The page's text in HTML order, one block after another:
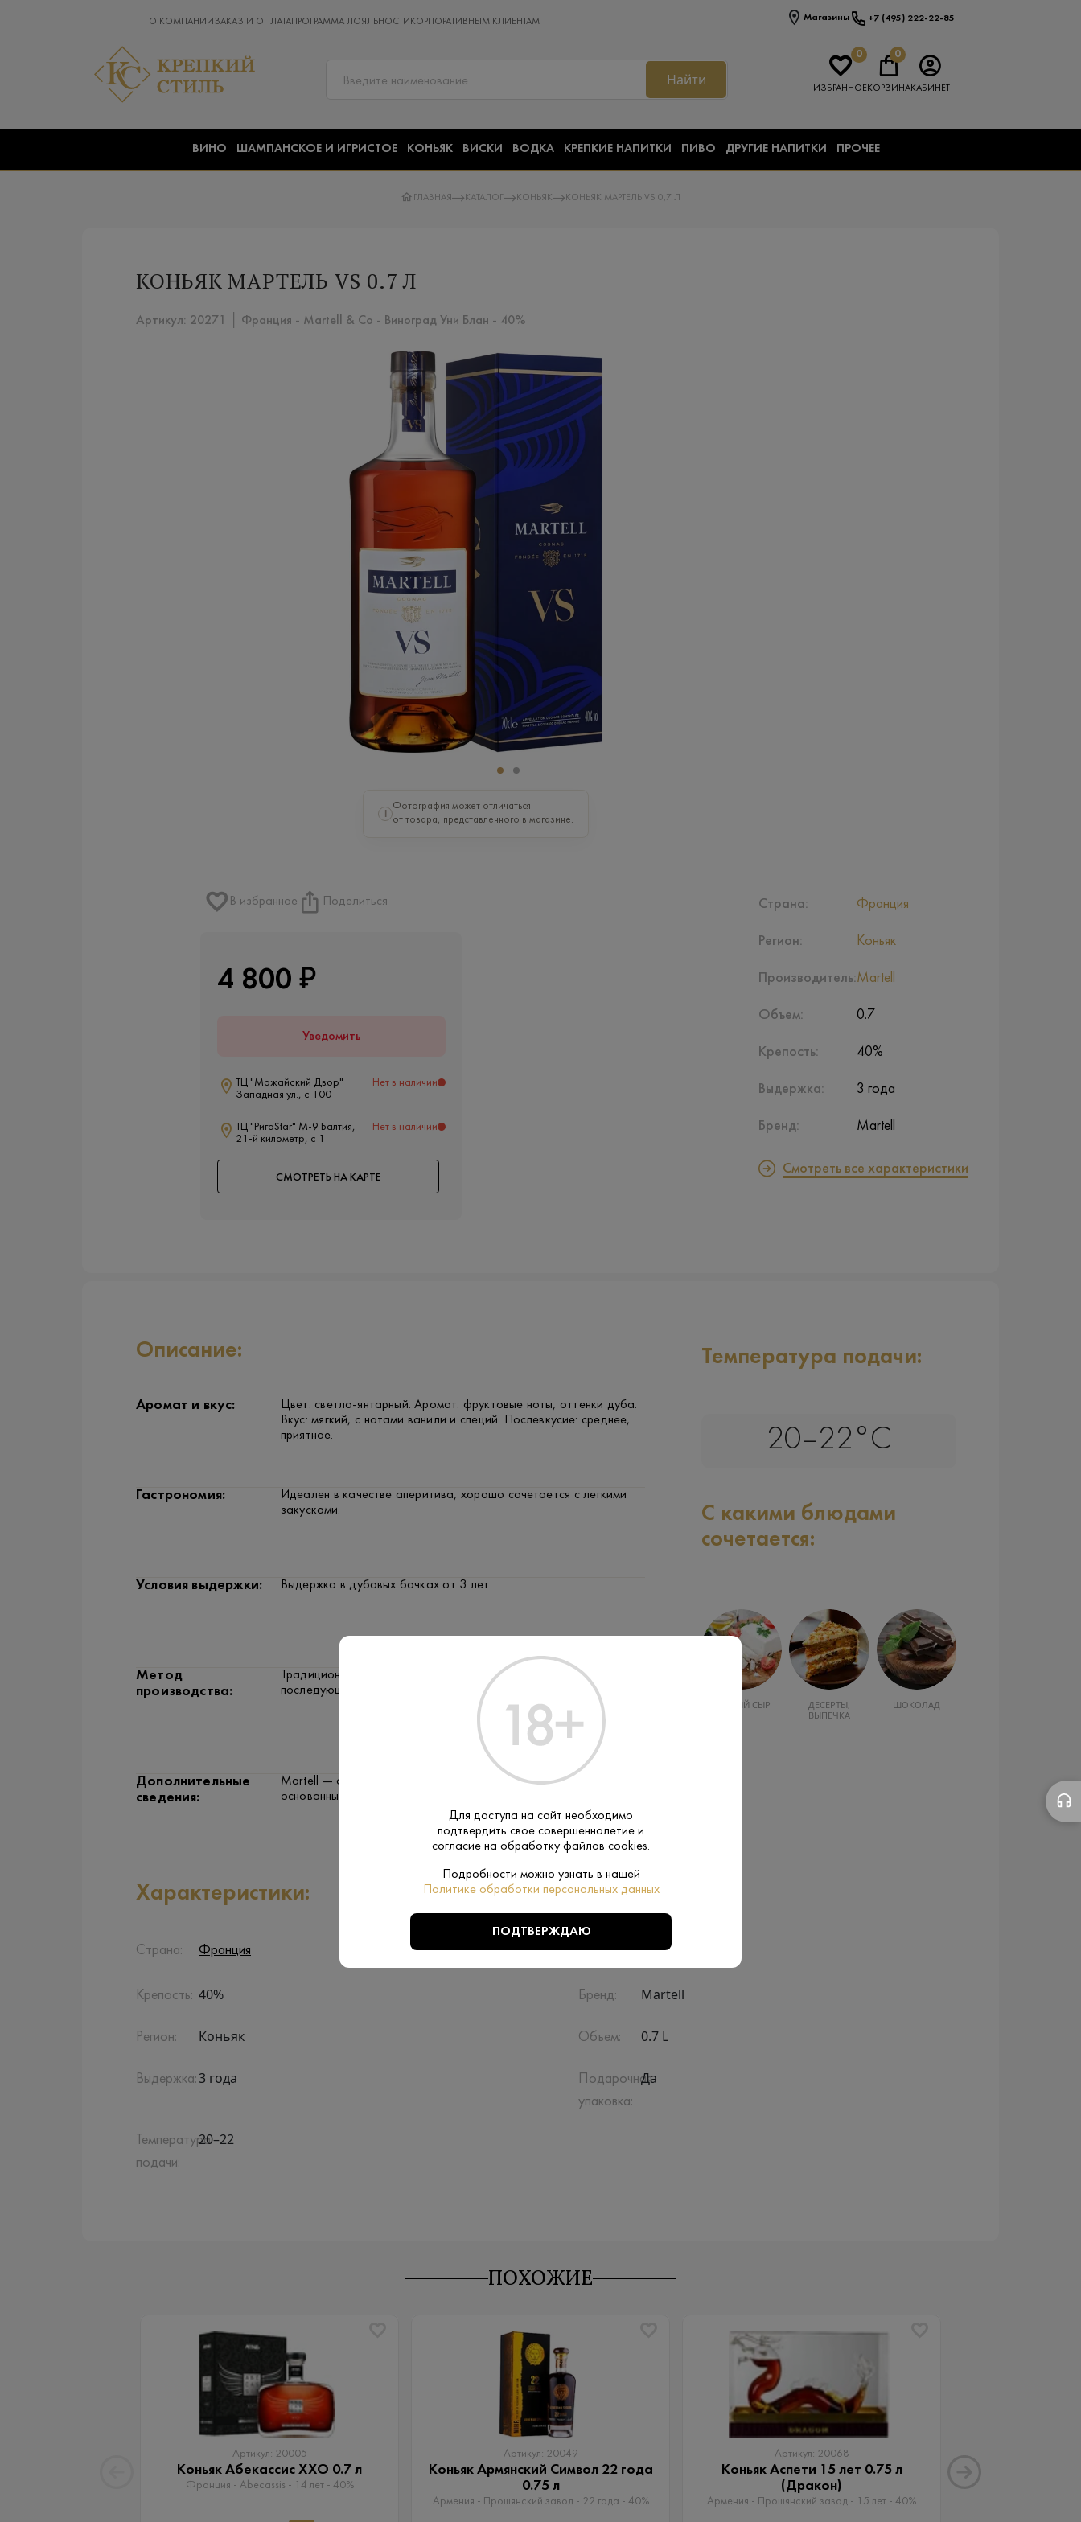
О КОМПАНИИ ЗАКАЗ И ОПЛАТАПРОГРАММА ЛОЯЛЬНОСТИ КОРПОРАТИВНЫМ КЛИЕНТАМ Магазины +7 (495) 222-22-85
Найти
0
ИЗБРАННОЕ
0
КОРЗИНАКАБИНЕТ
ВИНО ШАМПАНСКОЕ И ИГРИСТОЕ КОНЬЯК ВИСКИ ВОДКА КРЕПКИЕ НАПИТКИ ПИВО ДРУГИЕ НАПИТКИ ПРОЧЕЕ
ГЛАВНАЯ КАТАЛОГ КОНЬЯК КОНЬЯК МАРТЕЛЬ VS 0,7 Л
КОНЬЯК МАРТЕЛЬ VS 0.7 Л
Артикул: 20271 │ Франция - Martell & Co - Виноград Уни Блан - 40%
i
Фотография может отличаться
от товара, представленного в магазине.
Страна:
Регион:
Производитель:
Объем:
Крепость:
Выдержка:
Бренд:
Франция
Коньяк
Martell
0.7
40%
3 года
Martell
Смотреть все характеристики
В избранное Поделиться
4 800 ₽
Уведомить
ТЦ "Можайский Двор"
Западная ул., с 100
Нет в наличии
ТЦ "РигаStar" М-9 Балтия,
21-й километр, с 1
Нет в наличии
СМОТРЕТЬ НА КАРТЕ
Описание:
Аромат и вкус:
Цвет: светло-янтарный. Аромат: фруктовые ноты, оттенки дуба.
Вкус: мягкий, с нотами ванили и специй. Послевкусие: среднее,
приятное.
Гастрономия:
Идеален в качестве аперитива, хорошо сочетается с легкими
закусками.
Условия выдержки: Выдержка в дубовых бочках от 3 лет.
Метод
производства:
Традиционная технология дистилляции виноградных спиртов с
последующей выдержкой и купажированием.
Дополнительные
сведения:
Martell — один из старейших коньячных домов Франции,
основанный в 1715 году.
Температура подачи:
20–22°C
С какими блюдами
сочетается:
МЯГКИЙ СЫР
ДЕСЕРТЫ,
ВЫПЕЧКА
ШОКОЛАД
Характеристики:
Страна: Франция Производитель:
Martell
Крепость: 40% Бренд: Martell
Регион: Коньяк Объем: 0.7 L
Выдержка:3 года
Подарочная
упаковка:
Да
Температура
подачи:
20–22
ПОХОЖИЕ
Артикул: 20005
Коньяк Абекассис XXO 0.7 л
Франция - Abecassis - 14 лет - 40%
Артикул: 20049
Коньяк Армянский Символ 22 года
0.75 л
Армения - Прошянский завод - 22 года - 40%
Артикул: 20068
Коньяк Аспети 15 лет 0.75 л
(Дракон)
Армения - Прошянский завод - 15 лет - 40%
Для доступа на сайт необходимо
подтвердить свое совершеннолетие и
согласие на обработку файлов cookies.
Подробности можно узнать в нашей
Политике обработки персональных данных
ПОДТВЕРЖДАЮ